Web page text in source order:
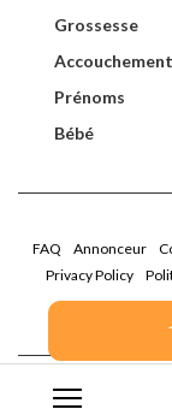
Grossesse
Accouchement
Prénoms
Bébé
FAQ Annonceur
Privacy Policy